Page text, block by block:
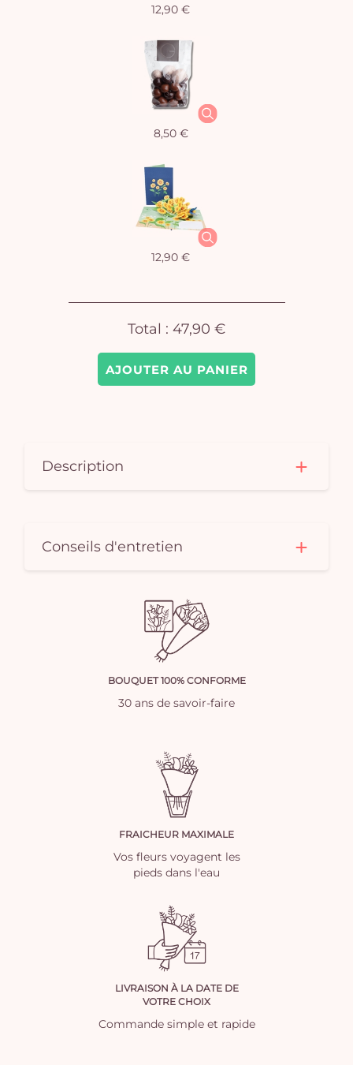
AJOUTER AU PANIER
12,90 €
8,50 €
12,90 €
Total : 47,90 €
Description
Conseils d'entretien
BOUQUET 100% CONFORME
30 ans de savoir-faire
FRAICHEUR MAXIMALE
Vos fleurs voyagent les
pieds dans l'eau
LIVRAISON À LA DATE DE
VOTRE CHOIX
Commande simple et rapide